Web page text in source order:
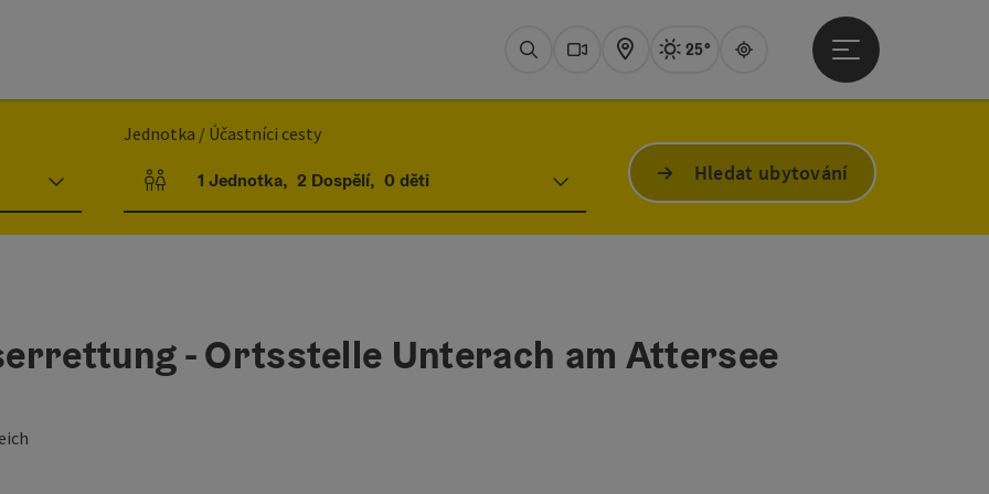
HledatWebovéMapa Aktuální počasíAttersee,
25°
Guide
Otevřít hlavní
Jednotka / Účastníci cesty
Počet jednotek a polí pro osoby
1 Jednotka, 2 Dospělí, 0 děti Hledat ubytování
- Ortsstelle Unterach am Attersee